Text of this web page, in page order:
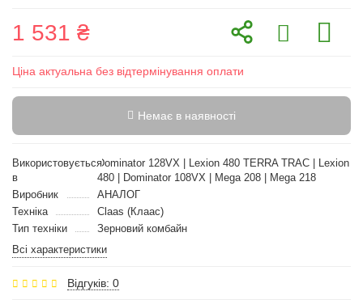
1 531 ₴
Ціна актуальна без відтермінування оплати
Немає в наявності
Використовується
в
Dominator 128VX | Lexion 480 TERRA TRAC | Lexion
480 | Dominator 108VX | Mega 208 | Mega 218
Виробник
АНАЛОГ
Техніка
Claas (Клаас)
Тип техніки
Зерновий комбайн
Всі характеристики
Відгуків: 0